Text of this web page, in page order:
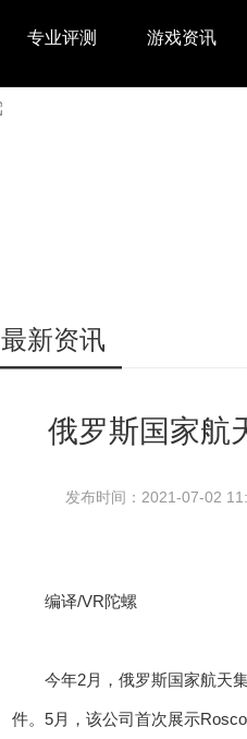
专业评测 游戏资讯
最新资讯
俄罗斯国家航
发布时间：2021-07-02
编译/VR陀螺
今年2月，俄罗斯国家航天
件。5月，该公司首次展示